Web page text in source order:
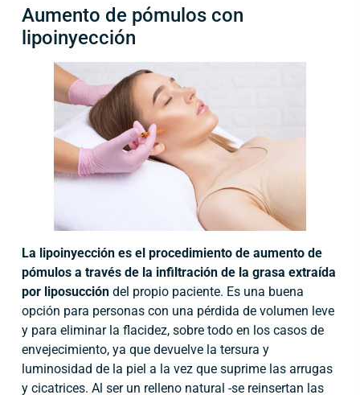
Aumento de pómulos con
lipoinyección
La lipoinyección es el procedimiento de aumento de
pómulos a través de la infiltración de la grasa extraída
por liposuccióndel propio paciente. Es una buena
opción para personas con una pérdida de volumen leve
y para eliminar la flacidez, sobre todo en los casos de
envejecimiento, ya que devuelve la tersura y
luminosidad de la piel a la vez que suprime las arrugas
y cicatrices. Al ser un relleno natural -se reinsertan las